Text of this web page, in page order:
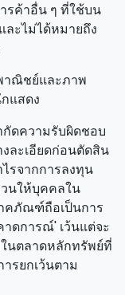
รค้าอื่น ๆ ที่ใช้บน
ละไม่ได้หมายถึง
าณิชย์และภาพ
แสดง
ดความรับผิดชอบ
ละเอียดก่อนตัดสิน
รจากการลงทุน
นให้บุคคลใน
คภัณฑ์ถือเป็นการ
ดการณ์' เว้นแต่จะ
นตลาดหลักทรัพย์ที่
รยกเว้นตาม